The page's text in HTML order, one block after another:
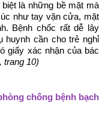
là những bề mặt mà
như tay vặn cửa, mặt
Bệnh chốc rất dễ lây
huynh cần cho trẻ nghỉ
giấy xác nhận của bác
trang 10)
chống bệnh bạch